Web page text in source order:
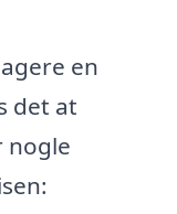
en
det at
nogle